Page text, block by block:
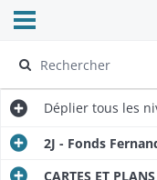
Ouvrir le menu
Déplier tous les
2J - Fonds
CARTES ET PLANS